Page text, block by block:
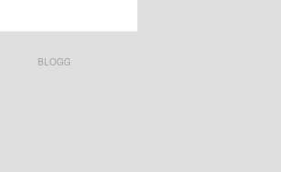
BLOGG